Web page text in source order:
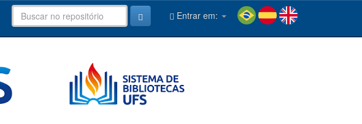
Entrar em: